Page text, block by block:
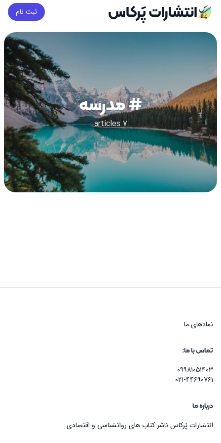
انتشارات پَرکاس ثبت نام
# مدرسه
7 articles
نماد‌های ما
تماس با ما:
۰۹۹۸۱۰۵۱۴۰۳
۰۲۱-۴۴۶۹۰۷۶۱
درباره ما
انتشارات پَرکاس ناشر کتاب های روانشناسی و اقتصادی